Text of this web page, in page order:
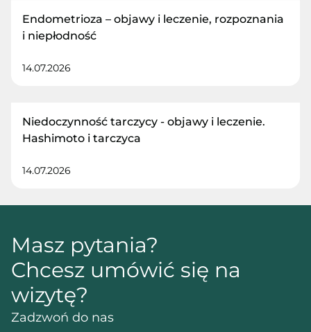
Endometrioza – objawy i leczenie, rozpoznania
i niepłodność
14.07.2026
Niedoczynność tarczycy - objawy i leczenie.
Hashimoto i tarczyca
14.07.2026
Masz pytania?
Chcesz umówić się na
wizytę?
Zadzwoń do nas